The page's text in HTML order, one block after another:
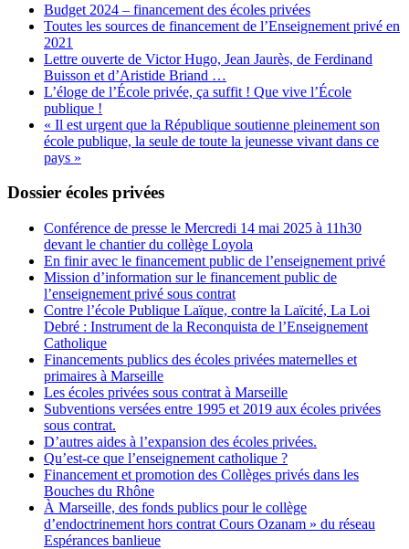
Budget 2024 – financement des écoles privées
Toutes les sources de financement de l’Enseignement privé en
2021
Lettre ouverte de Victor Hugo, Jean Jaurès, de Ferdinand
Buisson et d’Aristide Briand …
L’éloge de l’École privée, ça suffit ! Que vive l’École
publique !
« Il est urgent que la République soutienne pleinement son
école publique, la seule de toute la jeunesse vivant dans ce
pays »
Dossier écoles privées
Conférence de presse le Mercredi 14 mai 2025 à 11h30
devant le chantier du collège Loyola
En finir avec le financement public de l’enseignement privé
Mission d’information sur le financement public de
l’enseignement privé sous contrat
Contre l’école Publique Laïque, contre la Laïcité, La Loi
Debré : Instrument de la Reconquista de l’Enseignement
Catholique
Financements publics des écoles privées maternelles et
primaires à Marseille
Les écoles privées sous contrat à Marseille
Subventions versées entre 1995 et 2019 aux écoles privées
sous contrat.
D’autres aides à l’expansion des écoles privées.
Qu’est-ce que l’enseignement catholique ?
Financement et promotion des Collèges privés dans les
Bouches du Rhône
À Marseille, des fonds publics pour le collège
d’endoctrinement hors contrat Cours Ozanam » du réseau
Espérances banlieue